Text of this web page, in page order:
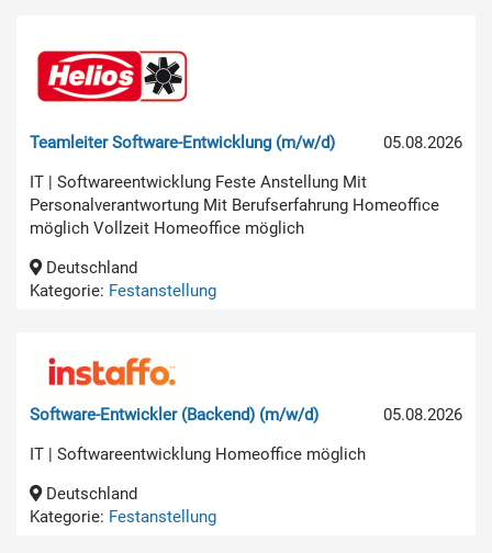
05.08.2026
Teamleiter Software-Entwicklung (m/w/d)
IT | Softwareentwicklung Feste Anstellung Mit
Personalverantwortung Mit Berufserfahrung Homeoffice
möglich Vollzeit Homeoffice möglich
Deutschland
Kategorie: Festanstellung
05.08.2026
Software-Entwickler (Backend) (m/w/d)
IT | Softwareentwicklung Homeoffice möglich
Deutschland
Kategorie: Festanstellung